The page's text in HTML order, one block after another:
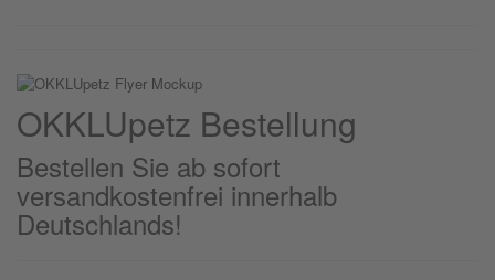
OKKLUpetz Bestellung
Bestellen Sie ab sofort
versandkostenfrei innerhalb
Deutschlands!